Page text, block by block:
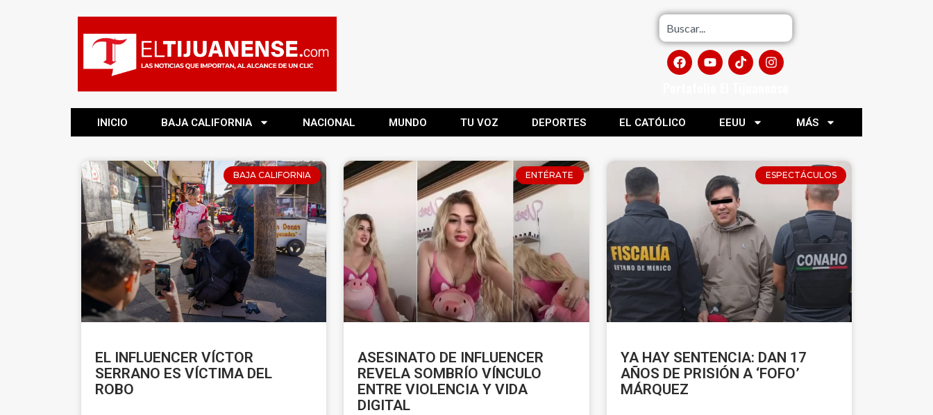
INICIO BAJA CALIFORNIA NACIONAL MUNDO TU VOZ DEPORTES EL CATÓLICO EEUU MÁS
BAJA CALIFORNIA
EL INFLUENCER VÍCTOR
SERRANO ES VÍCTIMA DEL
ROBO
ENTÉRATE
ASESINATO DE INFLUENCER
REVELA SOMBRÍO VÍNCULO
ENTRE VIOLENCIA Y VIDA
DIGITAL
ESPECTÁCULOS
YA HAY SENTENCIA: DAN 17
AÑOS DE PRISIÓN A ‘FOFO’
MÁRQUEZ